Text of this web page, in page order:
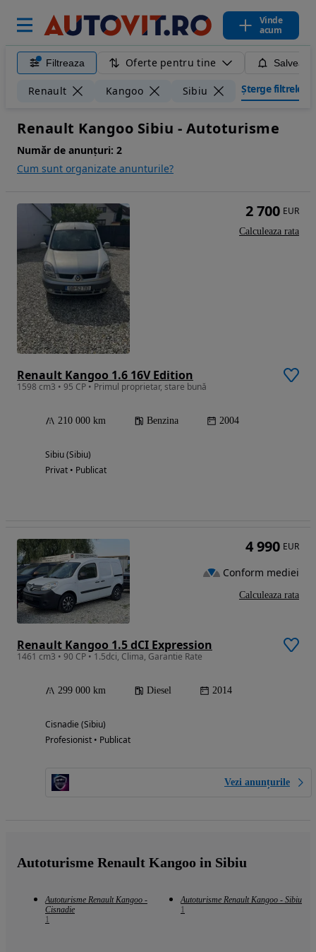
Vinde
acum
Filtreaza Oferte pentru tine
Renault Kangoo Sibiu Șterge filtrele
Renault Kangoo Sibiu - Autoturisme
Număr de anunțuri: 2
Cum sunt organizate anunturile?
Renault Kangoo 1.6 16V Edition
1598 cm3 • 95 CP • Primul proprietar, stare bună
210 000 km Benzina 2004
Sibiu (Sibiu)
Privat • Publicat
2 700 EUR
Calculeaza rata
Renault Kangoo 1.5 dCI Expression
1461 cm3 • 90 CP • 1.5dci, Clima, Garantie Rate
299 000 km Diesel 2014
Cisnadie (Sibiu)
Profesionist • Publicat
Vezi anunțurile
4 990 EUR
Conform mediei
Calculeaza rata
Autoturisme Renault Kangoo in Sibiu
Autoturisme Renault Kangoo -
Cisnadie
1
Autoturisme Renault Kangoo - Sibiu
1